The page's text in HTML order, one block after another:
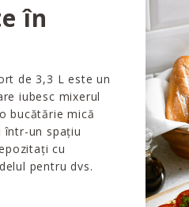
în
de 3,3 L este un
iubesc mixerul
bucătărie mică
într-un spațiu
cu
pentru dvs.